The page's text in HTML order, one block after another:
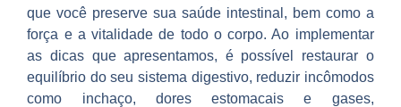
que você preserve sua saúde intestinal, bem como a
força e a vitalidade de todo o corpo. Ao implementar
as dicas que apresentamos, é possível restaurar o
equilíbrio do seu sistema digestivo, reduzir incômodos
como inchaço, dores estomacais e gases,